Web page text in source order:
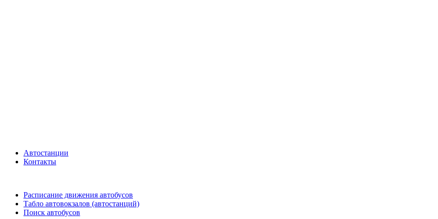
Автостанции
Контакты
Расписание движения автобусов
Табло автовокзалов (автостанций)
Поиск автобусов